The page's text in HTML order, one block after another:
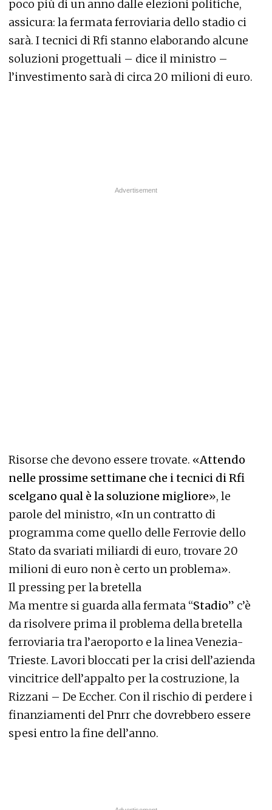
poco più di un anno dalle elezioni politiche,
assicura: la fermata ferroviaria dello stadio ci
sarà. I tecnici di Rfi stanno elaborando alcune
soluzioni progettuali – dice il ministro –
l’investimento sarà di circa 20 milioni di euro.
Risorse che devono essere trovate. «Attendo
nelle prossime settimane che i tecnici di Rfi
scelgano qual è la soluzione migliore», le
parole del ministro, «In un contratto di
programma come quello delle Ferrovie dello
Stato da svariati miliardi di euro, trovare 20
milioni di euro non è certo un problema».
Il pressing per la bretella
Ma mentre si guarda alla fermata “Stadio” c’è
da risolvere prima il problema della bretella
ferroviaria tra l’aeroporto e la linea Venezia-
Trieste. Lavori bloccati per la crisi dell’azienda
vincitrice dell’appalto per la costruzione, la
Rizzani – De Eccher. Con il rischio di perdere i
finanziamenti del Pnrr che dovrebbero essere
spesi entro la fine dell’anno.